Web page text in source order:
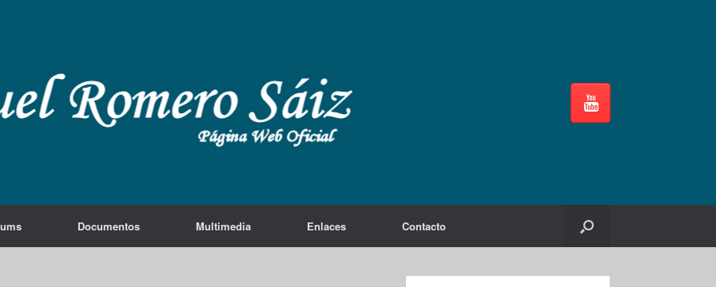
Documentos Multimedia Enlaces Contacto
Buscar: